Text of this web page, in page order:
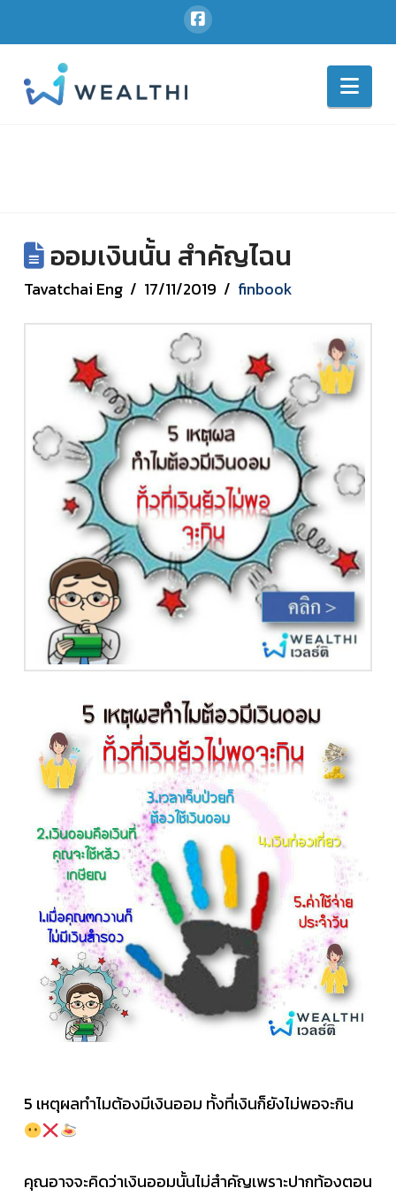
ออมเงินนั้น สำคัญไฉน
Tavatchai Eng 17/11/2019 finbook
5 เหตุผลทำไมต้องมีเงินออม ทั้งที่เงินก็ยังไม่พอจะกิน
คุณอาจจะคิดว่าเงินออมนั้นไม่สำคัญเพราะปากท้องตอน